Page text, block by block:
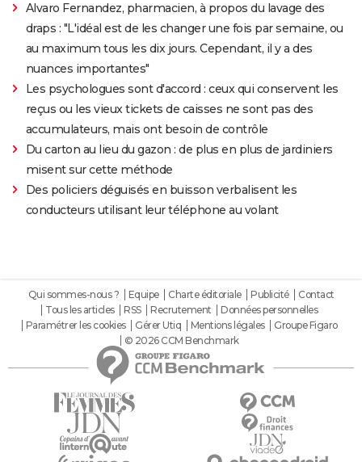
Alvaro Fernandez, pharmacien, à propos du lavage des
draps : "L'idéal est de les changer une fois par semaine, ou
au maximum tous les dix jours. Cependant, il y a des
nuances importantes"
Les psychologues sont d'accord : ceux qui conservent les
reçus ou les vieux tickets de caisses ne sont pas des
accumulateurs, mais ont besoin de contrôle
Du carton au lieu du gazon : de plus en plus de jardiniers
misent sur cette méthode
Des policiers déguisés en buisson verbalisent les
conducteurs utilisant leur téléphone au volant
Qui sommes-nous ? Equipe Charte éditoriale Publicité
Contact
Tous les articles
RSS Recrutement
Données personnelles
Paramétrer les cookies
Gérer Utiq Mentions légales
Groupe Figaro
© 2026 CCM Benchmark